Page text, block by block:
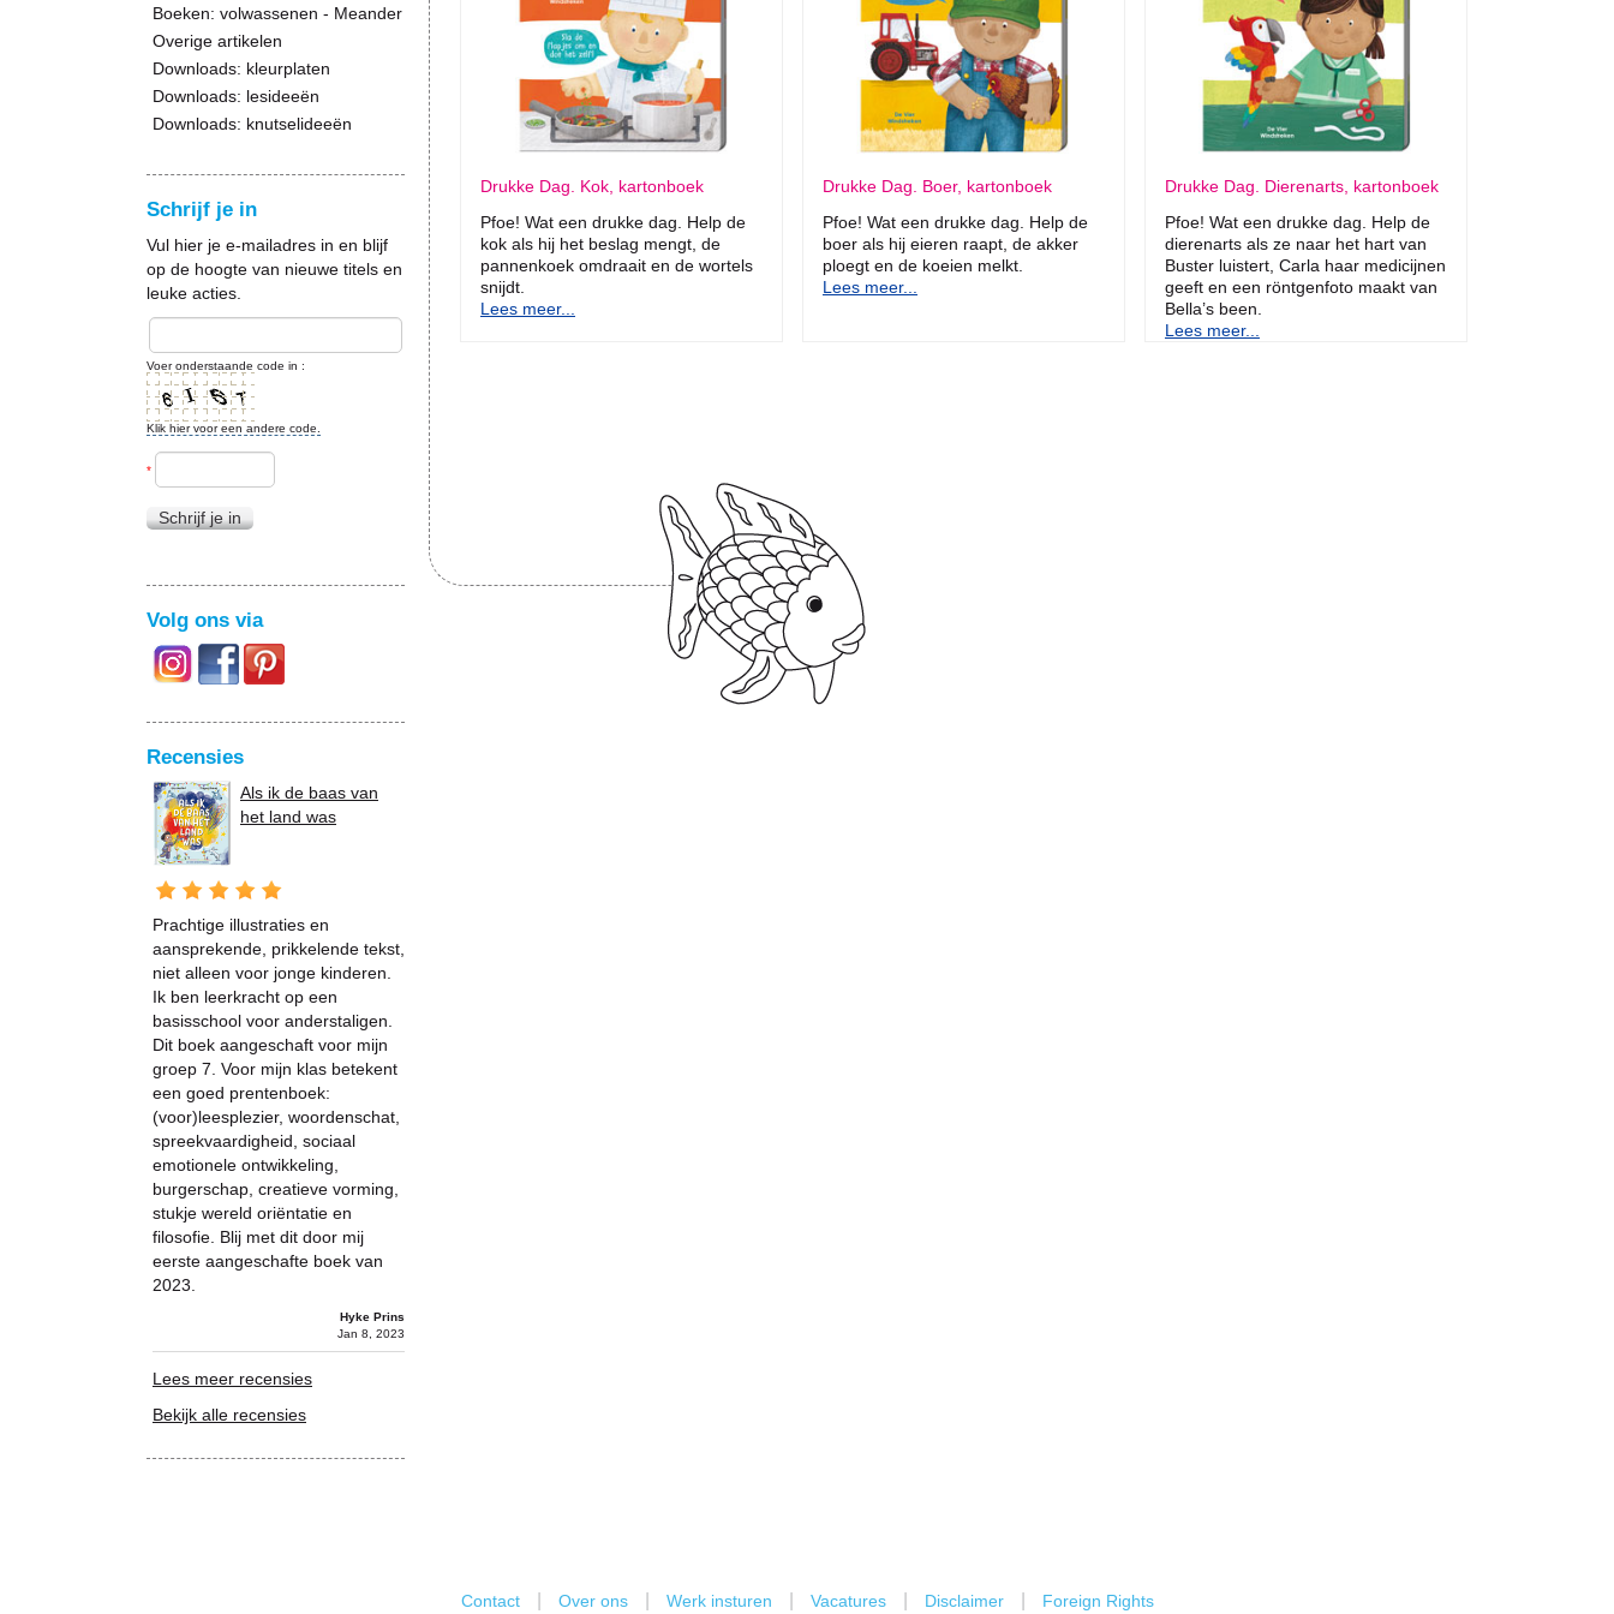
Drukke Dag. Kok, kartonboek
Pfoe! Wat een drukke dag. Help de
kok als hij het beslag mengt, de
pannenkoek omdraait en de wortels
snijdt.
Lees meer...
Drukke Dag. Boer, kartonboek
Pfoe! Wat een drukke dag. Help de
boer als hij eieren raapt, de akker
ploegt en de koeien melkt.
Lees meer...
Drukke Dag. Dierenarts, kartonboek
Pfoe! Wat een drukke dag. Help de
dierenarts als ze naar het hart van
Buster luistert, Carla haar medicijnen
geeft en een röntgenfoto maakt van
Bella’s been.
Lees meer...
Boeken: volwassenen - Meander
Overige artikelen
Downloads: kleurplaten
Downloads: lesideeën
Downloads: knutselideeën
Schrijf je in
Vul hier je e-mailadres in en blijf
op de hoogte van nieuwe titels en
leuke acties.
Voer onderstaande code in :
Klik hier voor een andere code.
*
Schrijf je in
Volg ons via
Recensies
Als ik de baas van
het land was
Prachtige illustraties en
aansprekende, prikkelende tekst,
niet alleen voor jonge kinderen.
Ik ben leerkracht op een
basisschool voor anderstaligen.
Dit boek aangeschaft voor mijn
groep 7. Voor mijn klas betekent
een goed prentenboek:
(voor)leesplezier, woordenschat,
spreekvaardigheid, sociaal
emotionele ontwikkeling,
burgerschap, creatieve vorming,
stukje wereld oriëntatie en
filosofie. Blij met dit door mij
eerste aangeschafte boek van
2023.
Hyke Prins
Jan 8, 2023
Lees meer recensies
Bekijk alle recensies
Contact Over ons Werk insturen Vacatures Disclaimer Foreign Rights